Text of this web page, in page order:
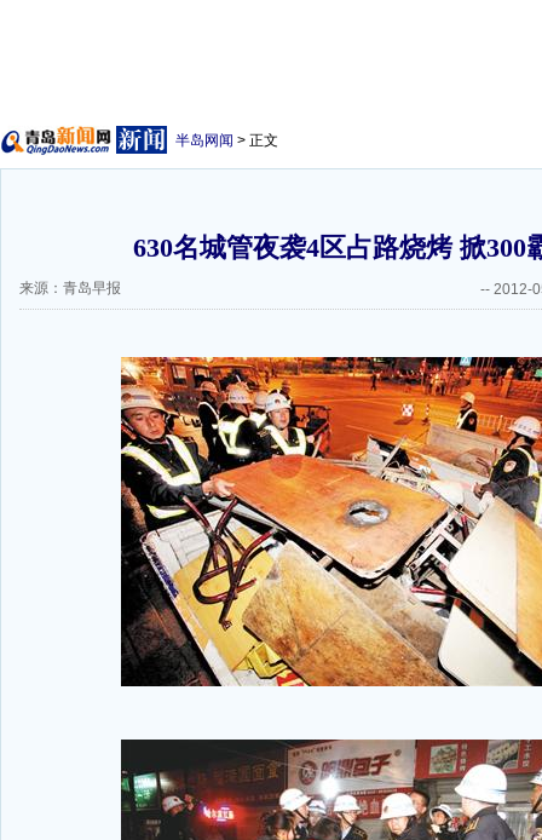
半岛网闻 > 正文
630名城管夜袭4区占路烧烤 掀300
来源：青岛早报 -- 2012-